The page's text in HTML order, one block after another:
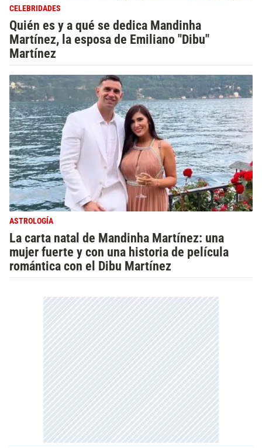
CELEBRIDADES
Quién es y a qué se dedica Mandinha
Martínez, la esposa de Emiliano "Dibu"
Martínez
ASTROLOGÍA
La carta natal de Mandinha Martínez: una
mujer fuerte y con una historia de película
romántica con el Dibu Martínez